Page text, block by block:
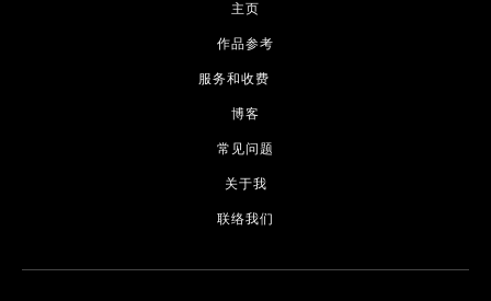
主页
作品参考
服务和收费
博客
常见问题
关于我
联络我们